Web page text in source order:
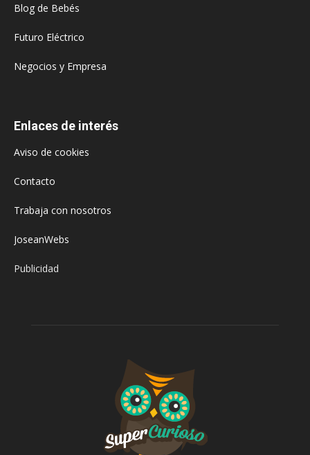
Blog de Bebés
Futuro Eléctrico
Negocios y Empresa
Enlaces de interés
Aviso de cookies
Contacto
Trabaja con nosotros
JoseanWebs
Publicidad